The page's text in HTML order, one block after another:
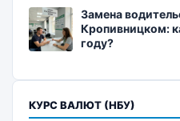
Замена
Кропивницком:
году?
КУРС ВАЛЮТ (НБУ)